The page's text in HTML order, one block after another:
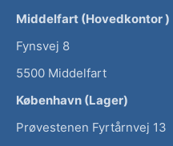
Middelfart (Hovedkontor )
Fynsvej 8
5500 Middelfart
København (Lager)
Prøvestenen Fyrtårnvej 13